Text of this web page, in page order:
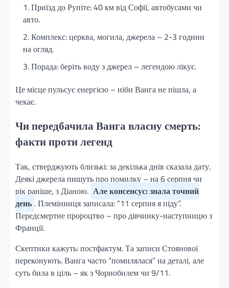
Приїзд до Рупіте: 40 км від Софії, автобусами чи
авто.
Комплекс: церква, могила, джерела – 2-3 години
на огляд.
Порада: беріть воду з джерел – легендою лікує.
Це місце пульсує енергією – ніби Ванга не пішла, а
чекає.
Чи передбачила Ванга власну смерть:
факти проти легенд
Так, стверджують близькі: за декілька днів сказала дату.
Деякі джерела пишуть про помилку – на 6 серпня чи
рік раніше, з Діаною. Але консенсус: знала точний
день . Племінниця записала: “11 серпня я піду”.
Передсмертне пророцтво – про дівчинку-наступницю з
Франції.
Скептики кажуть: постфактум. Та записи Стоянової
переконують. Ванга часто “помилялася” на деталі, але
суть била в ціль – як з Чорнобилем чи 9/11.